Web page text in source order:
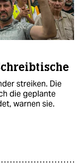
streiken. Die
die geplante
warnen sie.